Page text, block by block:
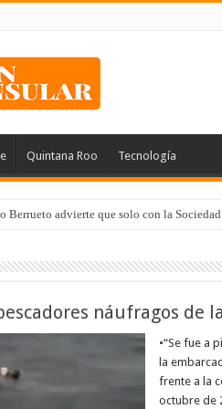
Quintana Roo Tecnología
Berrueto advierte que solo con la
náufragos de
•“Se fue a
la
frente a la
octubre de